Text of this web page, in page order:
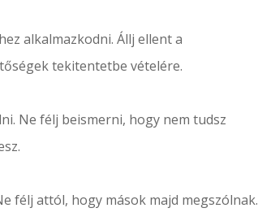
alkalmazkodni. Állj ellent a
tekitentetbe vételére.
Ne félj beismerni, hogy nem tudsz
félj attól, hogy mások majd megszólnak.